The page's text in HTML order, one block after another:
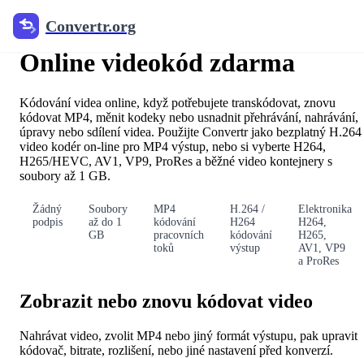
Convertr.org
Video kodování online
Online videokód zdarma
Kódování videa online, když potřebujete transkódovat, znovu
kódovat MP4, měnit kodeky nebo usnadnit přehrávání, nahrávání,
úpravy nebo sdílení videa. Použijte Convertr jako bezplatný H.264
video kodér on-line pro MP4 výstup, nebo si vyberte H264,
H265/HEVC, AV1, VP9, ProRes a běžné video kontejnery s
soubory až 1 GB.
Žádný
podpis
Soubory
až do 1
GB
MP4
kódování
pracovních
toků
H.264 /
H264
kódování
výstup
Elektronika
H264,
H265,
AV1, VP9
a ProRes
Zobrazit nebo znovu kódovat video
Nahrávat video, zvolit MP4 nebo jiný formát výstupu, pak upravit
kódovač, bitrate, rozlišení, nebo jiné nastavení před konverzí.